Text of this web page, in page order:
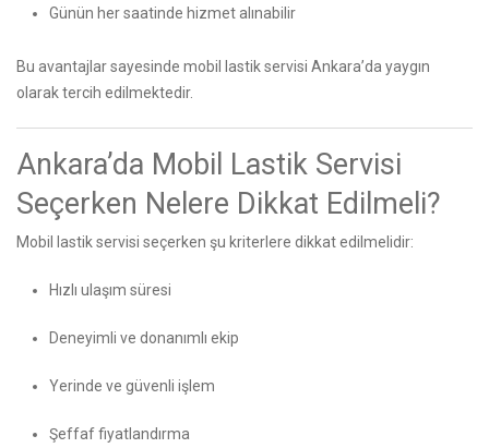
Günün her saatinde hizmet alınabilir
Bu avantajlar sayesinde mobil lastik servisi Ankara’da yaygın
olarak tercih edilmektedir.
Ankara’da Mobil Lastik Servisi
Seçerken Nelere Dikkat Edilmeli?
Mobil lastik servisi seçerken şu kriterlere dikkat edilmelidir:
Hızlı ulaşım süresi
Deneyimli ve donanımlı ekip
Yerinde ve güvenli işlem
Şeffaf fiyatlandırma